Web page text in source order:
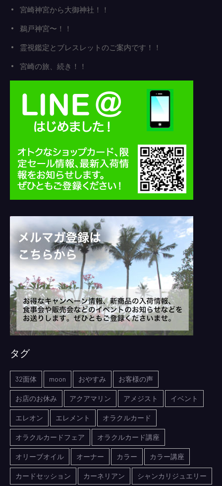
宮崎神宮から大御神社！！
鵜戸神宮〜！！
霊視鑑定とブレスレットのご案内です！！
宮崎の旅、続き！！
タグ
32面体 moon おやすみ お客様の声
お店のお休み アクアマリン アメジスト イベント
エレオン エレメント オラクルカード
オラクルカードフェア オラクルカード講座
オリーブオイル オーナー カラー カラー講座
カードセッション カーネリアン シャンカリジュエリー